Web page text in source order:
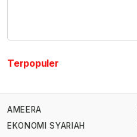
Terpopuler
AMEERA
EKONOMI SYARIAH